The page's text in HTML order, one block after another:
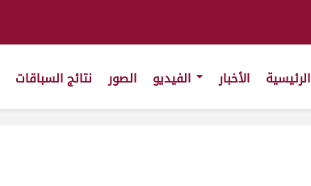
الرئيسية الأخبار الصور نتائج السباقات